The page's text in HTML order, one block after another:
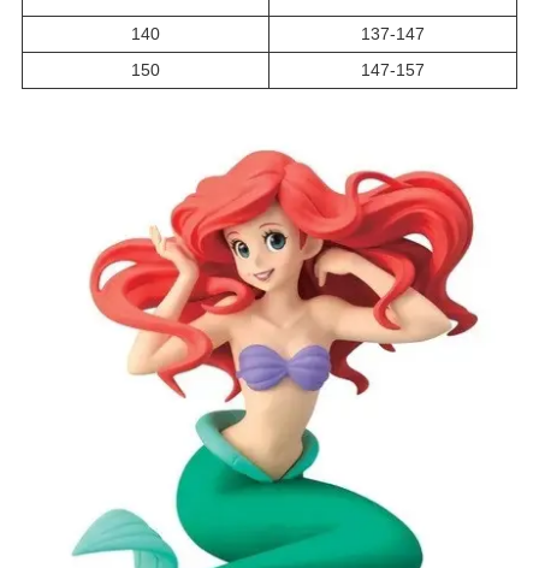
140
137-147
150
147-157